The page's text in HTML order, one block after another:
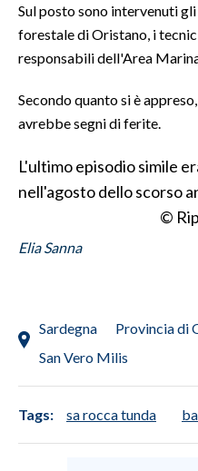
NOTIZIE
#CARAUNIONE
ABBONATI
PUBBLICITÀ
SPIAGGE
STORE
Sul posto sono intervenuti
forestale di Oristano, i
responsabili dell'Area
Secondo quanto si è
avrebbe segni di ferite.
L'ultimo episodio simile
nell'agosto dello scorso
©
Elia Sanna
Sardegna Provincia di
San Vero Milis
Tags: sa rocca tunda